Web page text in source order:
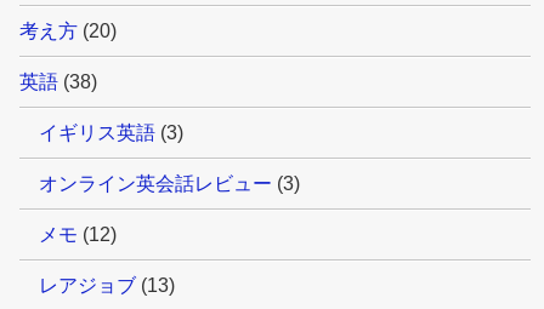
考え方 (20)
英語 (38)
イギリス英語 (3)
オンライン英会話レビュー (3)
メモ (12)
レアジョブ (13)